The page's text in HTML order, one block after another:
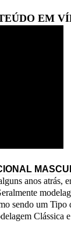
EM
anos atrás,
sendo um Tipo
Clássica